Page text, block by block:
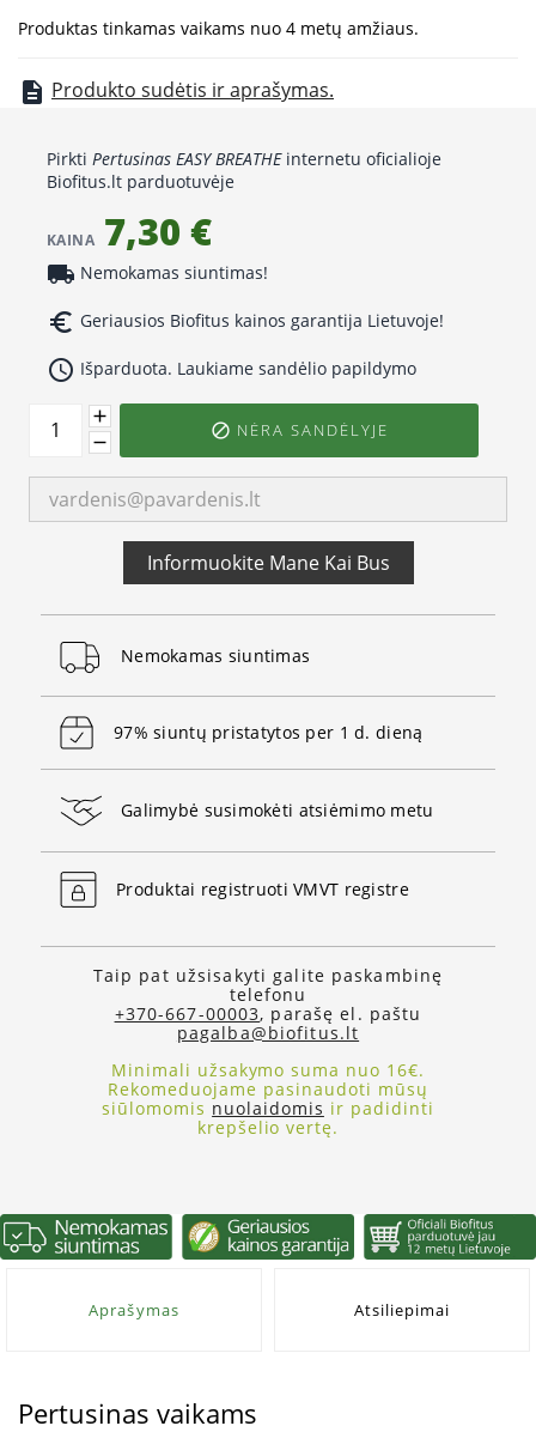
Produktas tinkamas vaikams nuo 4 metų amžiaus.
description Produkto sudėtis ir aprašymas.
Pirkti Pertusinas EASY BREATHEinternetu oficialioje
Biofitus.lt parduotuvėje
KAINA 7,30 €
local_shipping Nemokamas siuntimas!
euro_symbol Geriausios Biofitus kainos garantija Lietuvoje!
access_time Išparduota. Laukiame sandėlio papildymo
 NĖRA SANDĖLYJE
Informuokite Mane Kai Bus
Nemokamas siuntimas
97% siuntų pristatytos per 1 d. dieną
Galimybė susimokėti atsiėmimo metu
Produktai registruoti VMVT registre
Taip pat užsisakyti galite paskambinę
telefonu
+370-667-00003, parašę el. paštu
pagalba@biofitus.lt
Minimali užsakymo suma nuo 16€.
Rekomeduojame pasinaudoti mūsų
siūlomomis nuolaidomis ir padidinti
krepšelio vertę.
Aprašymas Atsiliepimai
Pertusinas vaikams